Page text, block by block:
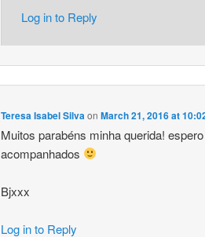
Log in to Reply
Teresa Isabel Silva onMarch 21, 2016 at
Muitos parabéns minha querida!
acompanhados
Bjxxx
Log in to Reply